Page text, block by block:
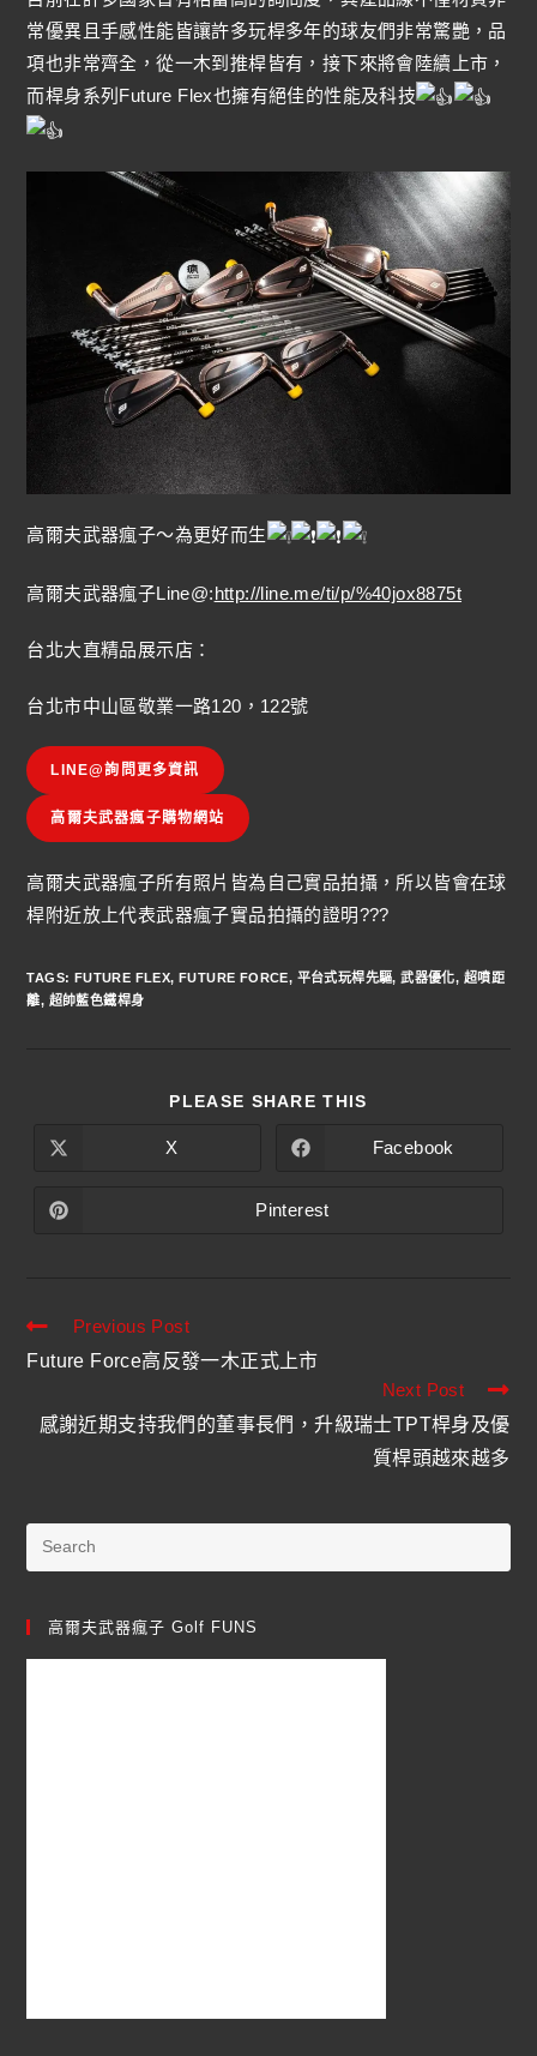
常優異且手感性能皆讓許多玩桿多年的球友們非常驚艷，品
項也非常齊全，從一木到推桿皆有，接下來將會陸續上市，
而桿身系列Future Flex也擁有絕佳的性能及科技
高爾夫武器瘋子～為更好而生
高爾夫武器瘋子Line@:http://line.me/ti/p/%40jox8875t
台北大直精品展示店：
台北市中山區敬業一路120，122號
LINE@詢問更多資訊
高爾夫武器瘋子購物網站
高爾夫武器瘋子所有照片皆為自己實品拍攝，所以皆會在球
桿附近放上代表武器瘋子實品拍攝的證明???
TAGS: FUTURE FLEX, FUTURE FORCE, 平台式玩桿先驅, 武器優化, 超噴距
離, 超帥藍色鐵桿身
PLEASE SHARE THIS
X Facebook
Pinterest
Previous Post
Future Force高反發一木正式上市
Next Post
感謝近期支持我們的董事長們，升級瑞士TPT桿身及優
質桿頭越來越多
高爾夫武器瘋子 Golf FUNS